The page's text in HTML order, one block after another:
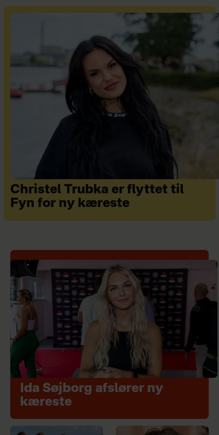
Christel Trubka er flyttet til
Fyn for ny kæreste
Ida Søjborg afslører ny
kæreste